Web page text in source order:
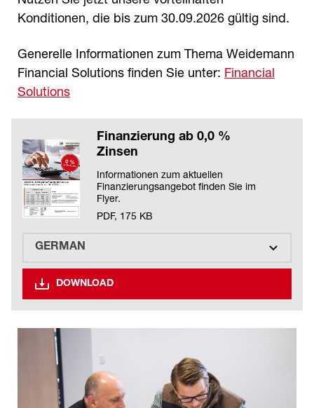
Konditionen, die bis zum 30.09.2026 gültig sind.
Generelle Informationen zum Thema Weidemann
Financial Solutions finden Sie unter: Financial
Solutions
Finanzierung ab 0,0 %
Zinsen
Informationen zum aktuellen
Finanzierungsangebot finden Sie im
Flyer.
PDF, 175 KB
DOWNLOAD